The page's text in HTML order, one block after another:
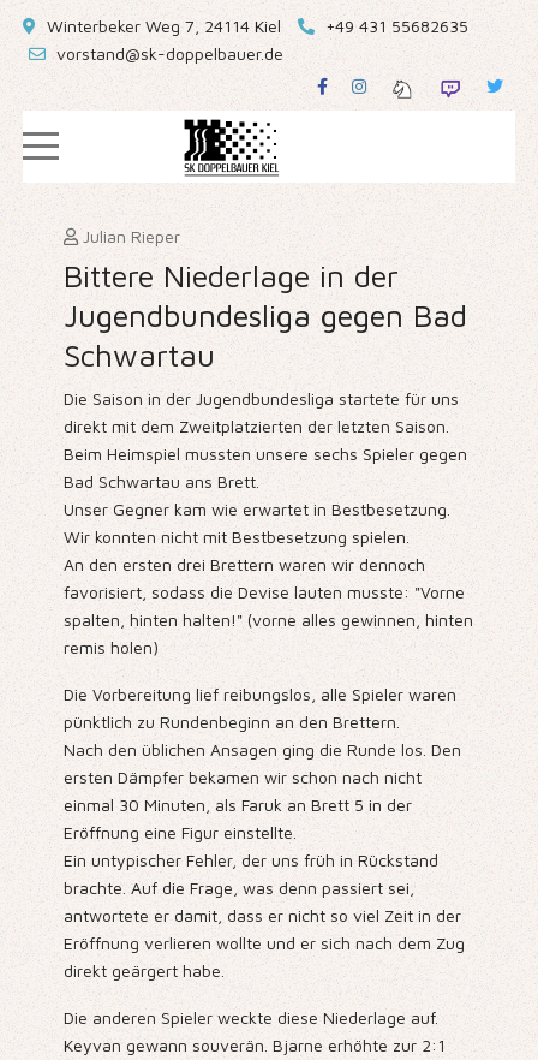
Winterbeker Weg 7, 24114 Kiel
+49 431 55682635
vorstand@sk-doppelbauer.de
Julian Rieper
Bittere Niederlage in der
Jugendbundesliga gegen Bad
Schwartau
Die Saison in der Jugendbundesliga startete für uns
direkt mit dem Zweitplatzierten der letzten Saison.
Beim Heimspiel mussten unsere sechs Spieler gegen
Bad Schwartau ans Brett.
Unser Gegner kam wie erwartet in Bestbesetzung.
Wir konnten nicht mit Bestbesetzung spielen.
An den ersten drei Brettern waren wir dennoch
favorisiert, sodass die Devise lauten musste: "Vorne
spalten, hinten halten!" (vorne alles gewinnen, hinten
remis holen)
Die Vorbereitung lief reibungslos, alle Spieler waren
pünktlich zu Rundenbeginn an den Brettern.
Nach den üblichen Ansagen ging die Runde los. Den
ersten Dämpfer bekamen wir schon nach nicht
einmal 30 Minuten, als Faruk an Brett 5 in der
Eröffnung eine Figur einstellte.
Ein untypischer Fehler, der uns früh in Rückstand
brachte. Auf die Frage, was denn passiert sei,
antwortete er damit, dass er nicht so viel Zeit in der
Eröffnung verlieren wollte und er sich nach dem Zug
direkt geärgert habe.
Die anderen Spieler weckte diese Niederlage auf.
Keyvan gewann souverän. Bjarne erhöhte zur 2:1